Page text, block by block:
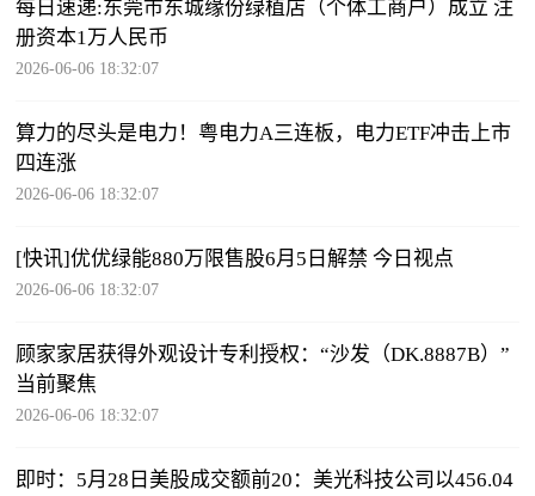
每日速递:东莞市东城缘份绿植店（个体工商户）成立 注
册资本1万人民币
2026-06-06 18:32:07
算力的尽头是电力！粤电力A三连板，电力ETF冲击上市
四连涨
2026-06-06 18:32:07
[快讯]优优绿能880万限售股6月5日解禁 今日视点
2026-06-06 18:32:07
顾家家居获得外观设计专利授权：“沙发（DK.8887B）”
当前聚焦
2026-06-06 18:32:07
即时：5月28日美股成交额前20：美光科技公司以456.04